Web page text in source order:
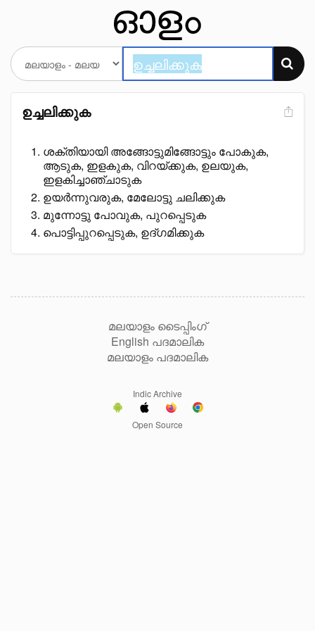
ഉച്ചലിക്കുക
ശക്തിയായി അങ്ങോട്ടുമിങ്ങോട്ടും പോകുക,
ആടുക, ഇളകുക, വിറയ്ക്കുക, ഉലയുക,
ഇളകിച്ചാഞ്ചാടുക
ഉയർന്നുവരുക, മേലോട്ടു ചലിക്കുക
മുന്നോട്ടു പോവുക, പുറപ്പെടുക
പൊട്ടിപ്പുറപ്പെടുക, ഉദ്ഗമിക്കുക
മലയാളം ടൈപ്പിംഗ്
English പദമാലിക
മലയാളം പദമാലിക
Indic Archive
Open Source